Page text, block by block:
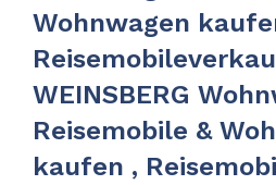
Wohnwagen
WEINSBERG
Reisemobile &
kaufen ,